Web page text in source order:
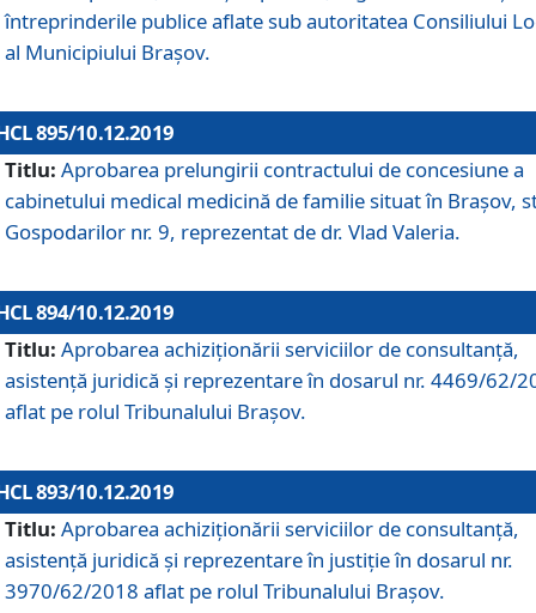
întreprinderile publice aflate sub autoritatea Consiliului
al Municipiului Brașov.
895/10.12.2019
Titlu: Aprobarea prelungirii contractului de concesiune a
cabinetului medical medicină de familie situat în Braşov,
Gospodarilor nr. 9, reprezentat de dr. Vlad Valeria.
894/10.12.2019
Titlu: Aprobarea achiziţionării serviciilor de consultanţă,
asistenţă juridică şi reprezentare în dosarul nr. 4469/62/
aflat pe rolul Tribunalului Braşov.
893/10.12.2019
Titlu: Aprobarea achiziţionării serviciilor de consultanţă,
asistenţă juridică şi reprezentare în justiţie în dosarul nr.
3970/62/2018 aflat pe rolul Tribunalului Braşov.